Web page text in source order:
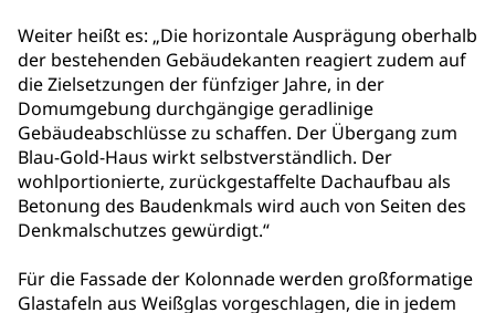
Weiter heißt es: „Die horizontale Ausprägung oberhalb
der bestehenden Gebäudekanten reagiert zudem auf
die Zielsetzungen der fünfziger Jahre, in der
Domumgebung durchgängige geradlinige
Gebäudeabschlüsse zu schaffen. Der Übergang zum
Blau-Gold-Haus wirkt selbstverständlich. Der
wohlportionierte, zurückgestaffelte Dachaufbau als
Betonung des Baudenkmals wird auch von Seiten des
Denkmalschutzes gewürdigt.“
Für die Fassade der Kolonnade werden großformatige
Glastafeln aus Weißglas vorgeschlagen, die in jedem